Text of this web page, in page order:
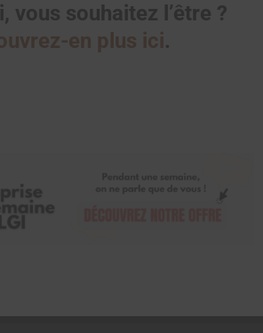
vous souhaitez l’être ?
en plus ici.